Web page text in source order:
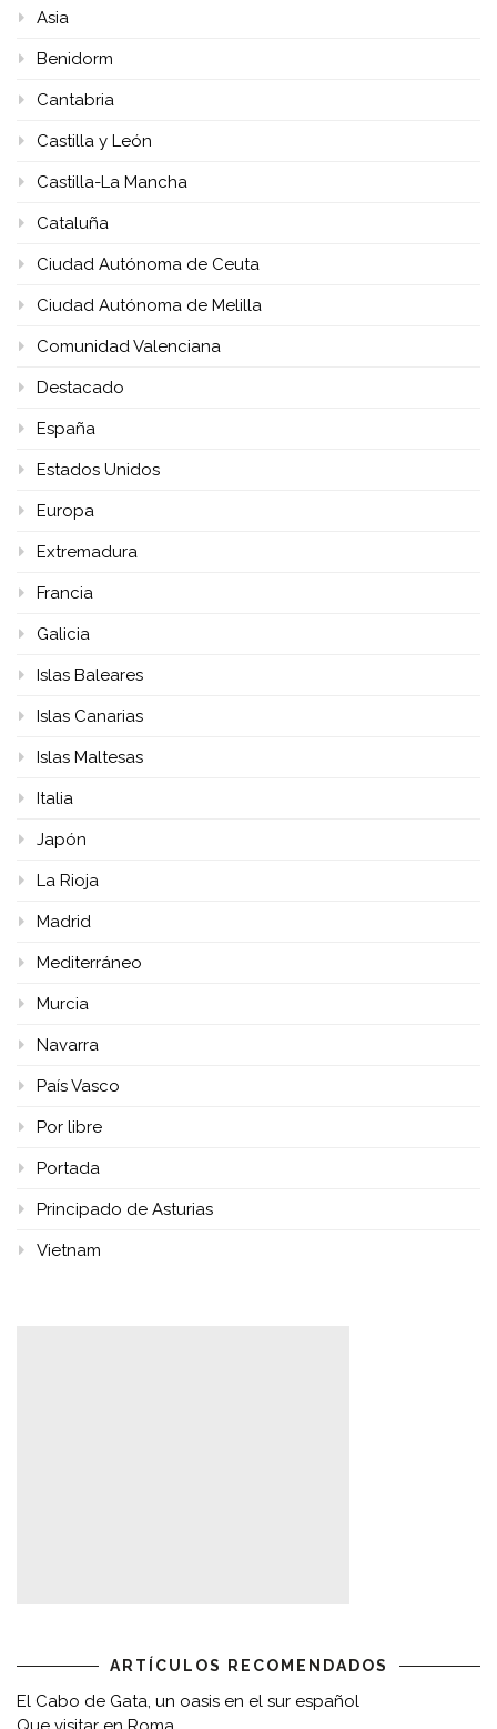
Asia
Benidorm
Cantabria
Castilla y León
Castilla-La Mancha
Cataluña
Ciudad Autónoma de Ceuta
Ciudad Autónoma de Melilla
Comunidad Valenciana
Destacado
España
Estados Unidos
Europa
Extremadura
Francia
Galicia
Islas Baleares
Islas Canarias
Islas Maltesas
Italia
Japón
La Rioja
Madrid
Mediterráneo
Murcia
Navarra
País Vasco
Por libre
Portada
Principado de Asturias
Vietnam
ARTÍCULOS RECOMENDADOS
El Cabo de Gata, un oasis en el sur español